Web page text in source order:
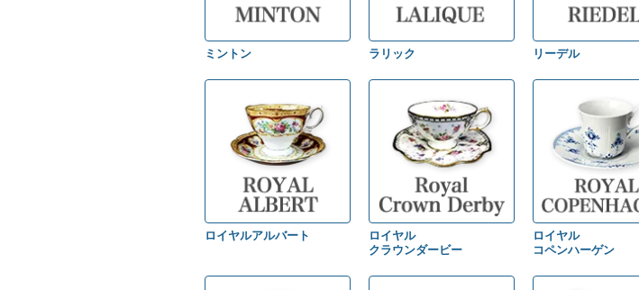
ミントン ラリック リーデル
ロイヤルアルバート
ロイヤル
クラウンダービー
ロイヤル
コペンハーゲン